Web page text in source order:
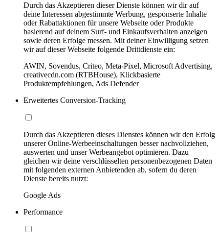
Durch das Akzeptieren dieser Dienste können wir dir auf
deine Interessen abgestimmte Werbung, gesponserte Inhalte
oder Rabattaktionen für unsere Webseite oder Produkte
basierend auf deinem Surf- und Einkaufsverhalten anzeigen
sowie deren Erfolge messen. Mit deiner Einwilligung setzen
wir auf dieser Webseite folgende Drittdienste ein:
AWIN, Sovendus, Criteo, Meta-Pixel, Microsoft Advertising,
creativecdn.com (RTBHouse), Klickbasierte
Produktempfehlungen, Ads Defender
Erweitertes Conversion-Tracking
Durch das Akzeptieren dieses Dienstes können wir den Erfolg
unserer Online-Werbeeinschaltungen besser nachvollziehen,
auswerten und unser Werbeangebot optimieren. Dazu
gleichen wir deine verschlüsselten personenbezogenen Daten
mit folgenden externen Anbietenden ab, sofern du deren
Dienste bereits nutzt:
Google Ads
Performance